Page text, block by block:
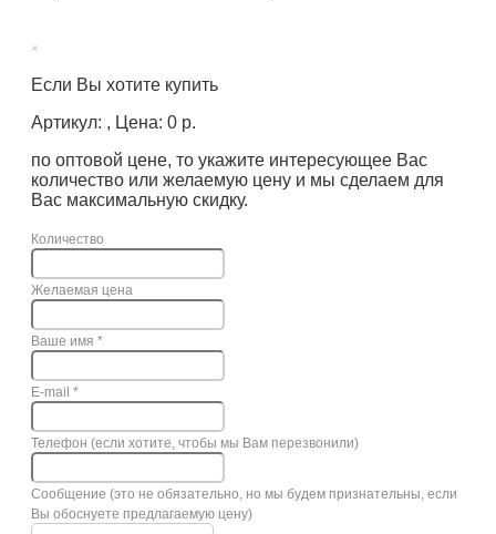
×
Если Вы хотите купить
Артикул: , Цена: 0 р.
по оптовой цене, то укажите интересующее Вас
количество или желаемую цену и мы сделаем для
Вас максимальную скидку.
Количество
Желаемая цена
Ваше имя *
E-mail *
Телефон (если хотите, чтобы мы Вам перезвонили)
Сообщение (это не обязательно, но мы будем признательны, если
Вы обоснуете предлагаемую цену)